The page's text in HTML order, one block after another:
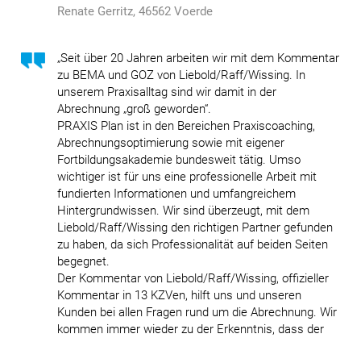
Renate Gerritz, 46562 Voerde
„Seit über 20 Jahren arbeiten wir mit dem Kommentar
zu BEMA und GOZ von Liebold/Raff/Wissing. In
unserem Praxisalltag sind wir damit in der
Abrechnung „groß geworden“.
PRAXIS Plan ist in den Bereichen Praxiscoaching,
Abrechnungsoptimierung sowie mit eigener
Fortbildungsakademie bundesweit tätig. Umso
wichtiger ist für uns eine professionelle Arbeit mit
fundierten Informationen und umfangreichem
Hintergrundwissen. Wir sind überzeugt, mit dem
Liebold/Raff/Wissing den richtigen Partner gefunden
zu haben, da sich Professionalität auf beiden Seiten
begegnet.
Der Kommentar von Liebold/Raff/Wissing, offizieller
Kommentar in 13 KZVen, hilft uns und unseren
Kunden bei allen Fragen rund um die Abrechnung. Wir
kommen immer wieder zu der Erkenntnis, dass der